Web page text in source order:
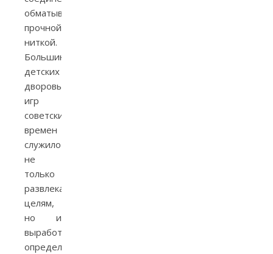
обматывают
прочной
ниткой.
Большинство
детских
дворовых
игр
советских
времен
служило
не
только
развлекательным
целям,
но и
выработке
определенных